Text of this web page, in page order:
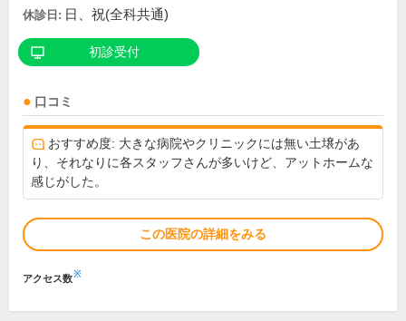
休診日: 日、祝(全科共通)
初診受付
口コミ
おすすめ度: 大きな病院やクリニックには無い土壌があ
り、それなりに各スタッフさんが多いけど、アットホームな
感じがした。
この医院の詳細をみる
アクセス数※